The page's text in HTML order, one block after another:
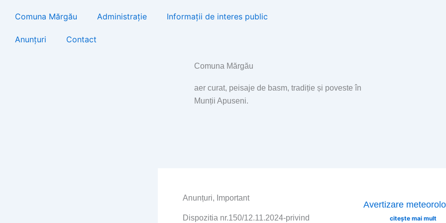
Comuna Mărgău Administrație Informații de interes public
Anunțuri Contact
Comuna Mărgău
aer curat, peisaje de basm, tradiție și poveste în
Munții Apuseni.
Anunțuri, Important
Dispozitia nr.150/12.11.2024-privind
Avertizare
citește mai mult
PagePagePage